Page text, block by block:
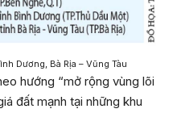
Dương, Bà Rịa – Vũng Tàu
hướng “mở rộng vùng lõi
đất mạnh tại những khu